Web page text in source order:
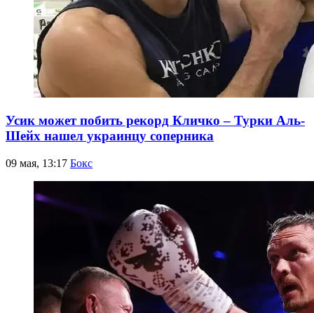
Усик может побить рекорд Кличко – Турки Аль-
Шейх нашел украинцу соперника
09 мая, 13:17 Бокс